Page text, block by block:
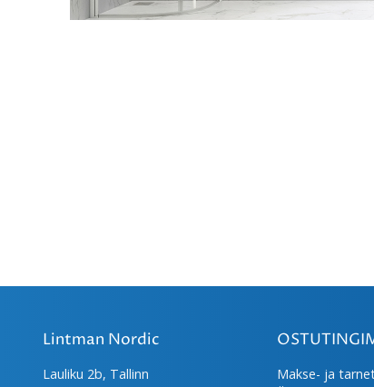
Lintman Nordic
Lauliku 2b, Tallinn
Makse- ja